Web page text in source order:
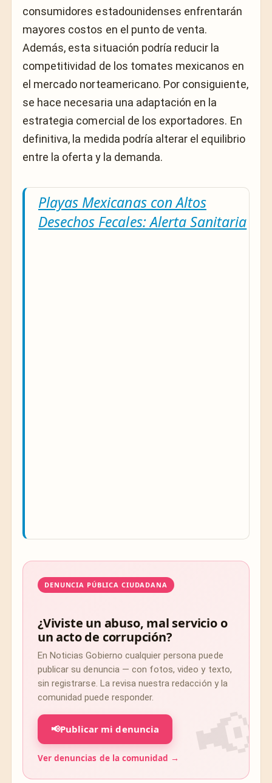
consumidores estadounidenses enfrentarán
mayores costos en el punto de venta.
Además, esta situación podría reducir la
competitividad de los tomates mexicanos en
el mercado norteamericano. Por consiguiente,
se hace necesaria una adaptación en la
estrategia comercial de los exportadores. En
definitiva, la medida podría alterar el equilibrio
entre la oferta y la demanda.
Playas Mexicanas con Altos
Desechos Fecales: Alerta Sanitaria
DENUNCIA PÚBLICA CIUDADANA
¿Viviste un abuso, mal servicio o
un acto de corrupción?
En Noticias Gobierno cualquier persona puede
publicar su denuncia — con fotos, video y texto,
sin registrarse. La revisa nuestra redacción y la
comunidad puede responder.
📢Publicar mi denuncia
Ver denuncias de la comunidad →